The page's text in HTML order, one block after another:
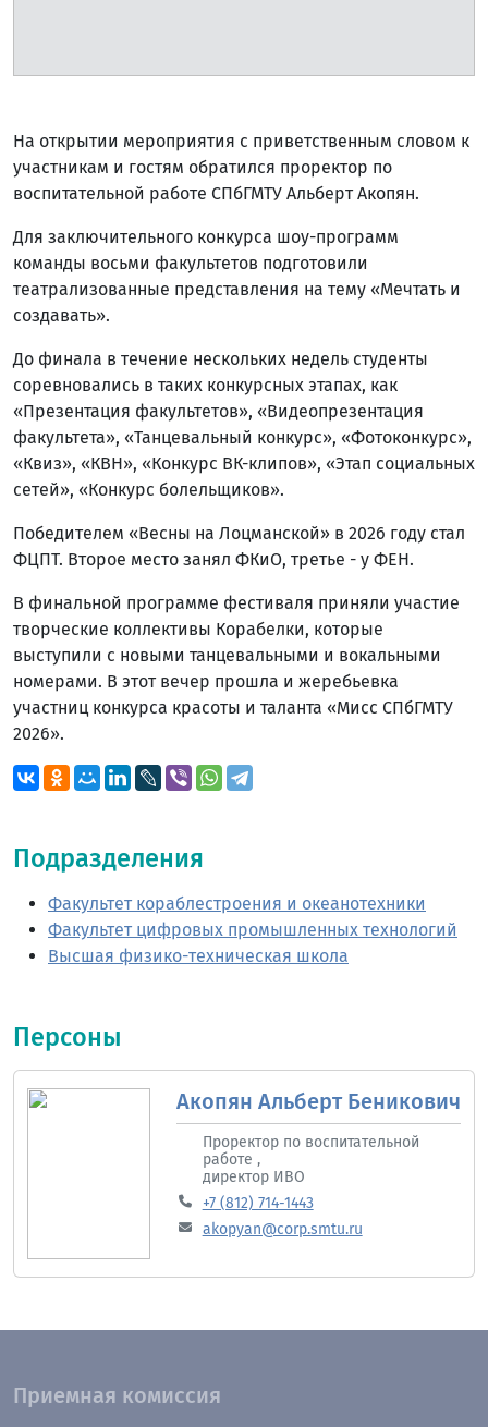
На открытии мероприятия с приветственным словом к
участникам и гостям обратился проректор по
воспитательной работе СПбГМТУ Альберт Акопян.
Для заключительного конкурса шоу-программ
команды восьми факультетов подготовили
театрализованные представления на тему «Мечтать и
создавать».
До финала в течение нескольких недель студенты
соревновались в таких конкурсных этапах, как
«Презентация факультетов», «Видеопрезентация
факультета», «Танцевальный конкурс», «Фотоконкурс»,
«Квиз», «КВН», «Конкурс ВК-клипов», «Этап социальных
сетей», «Конкурс болельщиков».
Победителем «Весны на Лоцманской» в 2026 году стал
ФЦПТ. Второе место занял ФКиО, третье - у ФЕН.
В финальной программе фестиваля приняли участие
творческие коллективы Корабелки, которые
выступили с новыми танцевальными и вокальными
номерами. В этот вечер прошла и жеребьевка
участниц конкурса красоты и таланта «Мисс СПбГМТУ
2026».
Подразделения
Факультет кораблестроения и океанотехники
Факультет цифровых промышленных технологий
Высшая физико-техническая школа
Персоны
Акопян Альберт Беникович
Проректор по воспитательной
работе ,
директор ИВО
+7 (812) 714-1443
akopyan@corp.smtu.ru
Приемная комиссия